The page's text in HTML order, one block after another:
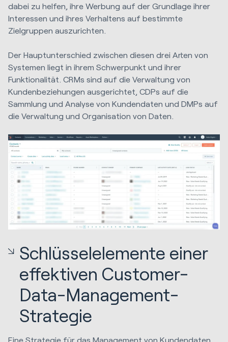
dabei zu helfen, ihre Werbung auf der Grundlage ihrer
Interessen und ihres Verhaltens auf bestimmte
Zielgruppen auszurichten.
Der Hauptunterschied zwischen diesen drei Arten von
Systemen liegt in ihrem Schwerpunkt und ihrer
Funktionalität. CRMs sind auf die Verwaltung von
Kundenbeziehungen ausgerichtet, CDPs auf die
Sammlung und Analyse von Kundendaten und DMPs auf
die Verwaltung und Organisation von Daten.
Schlüsselelemente einer
effektiven Customer-
Data-Management-
Strategie
Eine Strategie für das Management von Kundendaten